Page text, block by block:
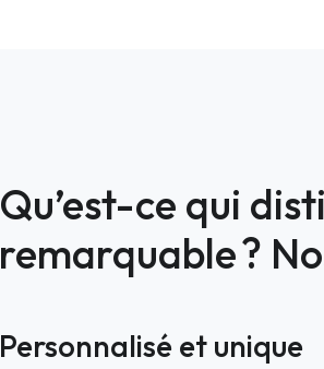
Qu’est-ce qui
remarquable ?
Personnalisé et unique